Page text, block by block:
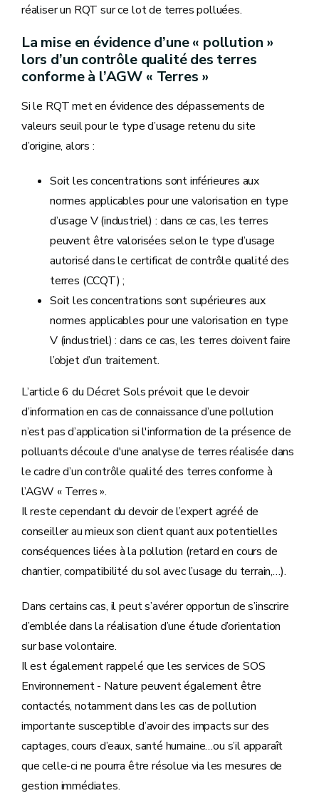
réaliser un RQT sur ce lot de terres polluées.
La mise en évidence d’une « pollution »
lors d’un contrôle qualité des terres
conforme à l’AGW « Terres »
Si le RQT met en évidence des dépassements de
valeurs seuil pour le type d’usage retenu du site
d’origine, alors :
Soit les concentrations sont inférieures aux
normes applicables pour une valorisation en type
d’usage V (industriel) : dans ce cas, les terres
peuvent être valorisées selon le type d’usage
autorisé dans le certificat de contrôle qualité des
terres (CCQT) ;
Soit les concentrations sont supérieures aux
normes applicables pour une valorisation en type
V (industriel) : dans ce cas, les terres doivent faire
l’objet d’un traitement.
L’article 6 du Décret Sols prévoit que le devoir
d’information en cas de connaissance d’une pollution
n’est pas d’application si l'information de la présence de
polluants découle d'une analyse de terres réalisée dans
le cadre d’un contrôle qualité des terres conforme à
l’AGW « Terres ».
Il reste cependant du devoir de l’expert agréé de
conseiller au mieux son client quant aux potentielles
conséquences liées à la pollution (retard en cours de
chantier, compatibilité du sol avec l’usage du terrain,…).
Dans certains cas, il peut s’avérer opportun de s’inscrire
d’emblée dans la réalisation d’une étude d’orientation
sur base volontaire.
Il est également rappelé que les services de SOS
Environnement - Nature peuvent également être
contactés, notamment dans les cas de pollution
importante susceptible d’avoir des impacts sur des
captages, cours d’eaux, santé humaine…ou s’il apparaît
que celle-ci ne pourra être résolue via les mesures de
gestion immédiates.